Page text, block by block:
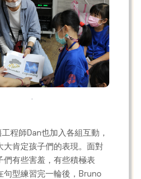
.
程師Dan也加入各組互動，
大肯定孩子們的表現。面對
們有些害羞，有些積極表
句型練習完一輪後，Bruno